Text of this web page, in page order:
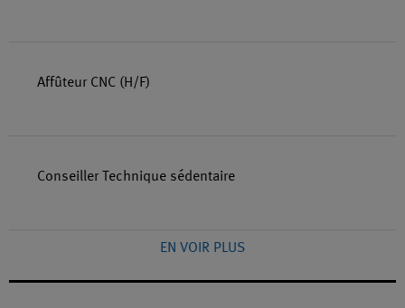
Affûteur CNC (H/F)
Conseiller Technique sédentaire
EN VOIR PLUS